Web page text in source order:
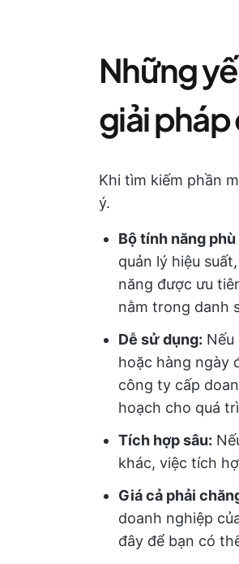
Những
giải pháp
Khi tìm kiếm phần
ý.
Bộ tính năng phù
quản lý hiệu
năng được ưu
nằm trong danh
Dễ sử dụng:
hoặc hàng ngày
công ty cấp
hoạch cho quá
Tích hợp sâu:
khác, việc tích
Giá cả phải
doanh nghiệp
đây để bạn có